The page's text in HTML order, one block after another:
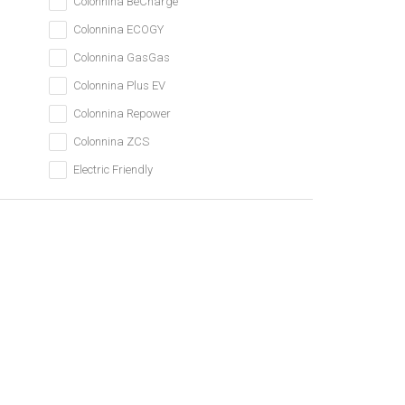
Colonnina ECOGY
Colonnina GasGas
Colonnina Plus EV
Colonnina Repower
Colonnina ZCS
Electric Friendly